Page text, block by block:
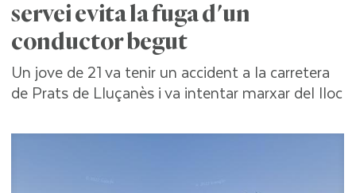
servei evita la fuga d'un
conductor begut
Un jove de 21 va tenir un accident a la carretera
de Prats de Lluçanès i va intentar marxar del lloc